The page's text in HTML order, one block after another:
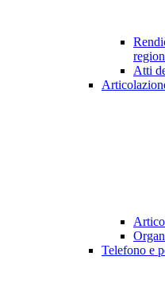
Atti
Telefono e